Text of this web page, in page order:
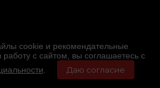
cookie и рекомендательные
с сайтом, вы соглашаетесь с
Даю согласие